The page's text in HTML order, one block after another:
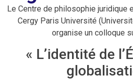
Le Centre de philosophie juridique
Cergy Paris Université
organise un colloque
« L’identité de